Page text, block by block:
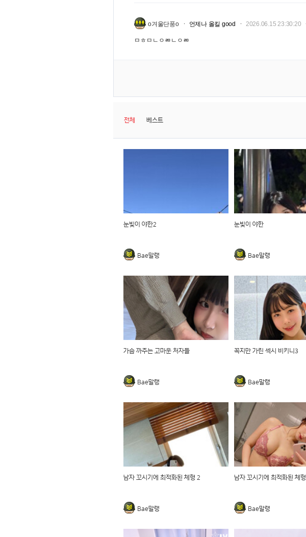
o겨울단풍o 언제나 올킬 good 2026.06.15 23:30:20
ㅁㅎㅁㄴㅇㄻㄴㅇㄻ
전체 베스트
눈빛이 야한2
Bae말랭
눈빛이 야한
Bae말랭
가슴 까주는 고마운 처자들
Bae말랭
꼭지만 가린 섹시 비키니3
Bae말랭
남자 꼬시기에 최적화된 체형 2
Bae말랭
남자 꼬시기에 최적화된 체형
Bae말랭